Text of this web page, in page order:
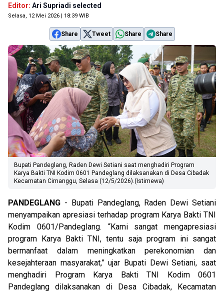
Editor: Ari Supriadi selected
Selasa, 12 Mei 2026 | 18:39 WIB
Share Tweet Share Share
Bupati Pandeglang, Raden Dewi Setiani saat menghadiri Program
Karya Bakti TNI Kodim 0601 Pandeglang dilaksanakan di Desa Cibadak
Kecamatan Cimanggu, Selasa (12/5/2026).(Istimewa)
PANDEGLANG - Bupati Pandeglang, Raden Dewi Setiani
menyampaikan apresiasi terhadap program Karya Bakti TNI
Kodim 0601/Pandeglang. “Kami sangat mengapresiasi
program Karya Bakti TNI, tentu saja program ini sangat
bermanfaat dalam meningkatkan perekonomian dan
kesejahteraan masyarakat,” ujar Bupati Dewi Setiani, saat
menghadiri Program Karya Bakti TNI Kodim 0601
Pandeglang dilaksanakan di Desa Cibadak, Kecamatan